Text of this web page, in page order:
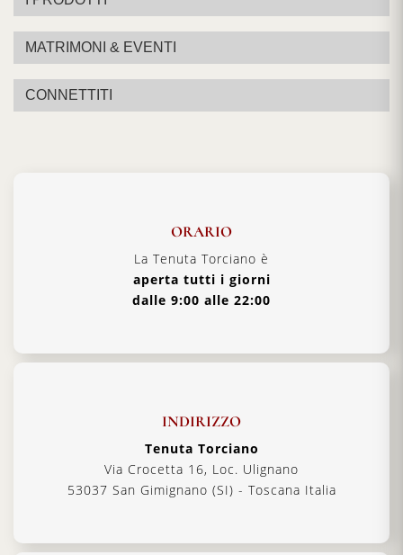
MATRIMONI & EVENTI
CONNETTITI
ORARIO
La Tenuta Torciano è
aperta tutti i giorni
dalle 9:00 alle 22:00
INDIRIZZO
Tenuta Torciano
Via Crocetta 16, Loc. Ulignano
53037 San Gimignano (SI) - Toscana Italia